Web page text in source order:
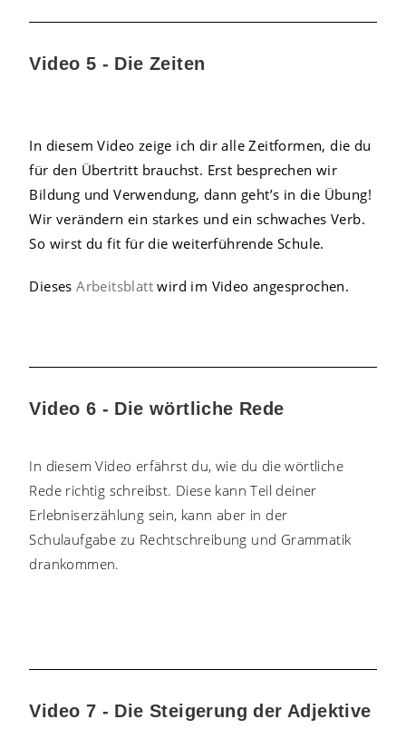
Video 5 - Die Zeiten
In diesem Video zeige ich dir alle Zeitformen, die du
für den Übertritt brauchst. Erst besprechen wir
Bildung und Verwendung, dann geht’s in die Übung!
Wir verändern ein starkes und ein schwaches Verb.
So wirst du fit für die weiterführende Schule.
DiesesArbeitsblatt wird im Video angesprochen.
Video 6 - Die wörtliche Rede
In diesem Video erfährst du, wie du die wörtliche
Rede richtig schreibst. Diese kann Teil deiner
Erlebniserzählung sein, kann aber in der
Schulaufgabe zu Rechtschreibung und Grammatik
drankommen.
Video 7 - Die Steigerung der Adjektive